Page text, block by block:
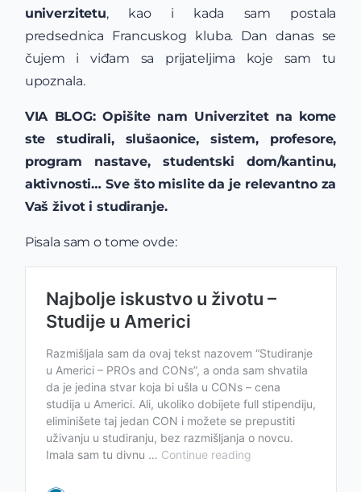
univerzitetu, kao i kada sam postala
predsednica Francuskog kluba. Dan danas se
čujem i viđam sa prijateljima koje sam tu
upoznala.
VIA BLOG: Opišite nam Univerzitet na kome
ste studirali, slušaonice, sistem, profesore,
program nastave, studentski dom/kantinu,
aktivnosti… Sve što mislite da je relevantno za
Vaš život i studiranje.
Pisala sam o tome ovde: